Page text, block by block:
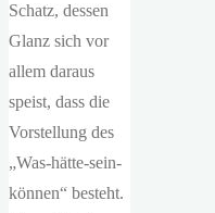
Schatz, dessen
Glanz sich vor
allem daraus
speist, dass die
Vorstellung des
„Was-hätte-sein-
können“ besteht.